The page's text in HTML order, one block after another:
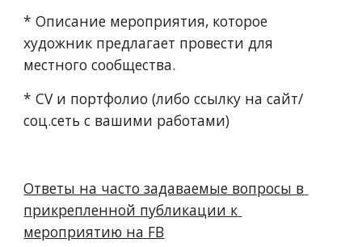
* Описание мероприятия, которое
художник предлагает провести для
местного сообщества.
* CV и портфолио (либо ссылку на сайт/
соц.сеть с вашими работами)
Ответы на часто задаваемые вопросы в
прикрепленной публикации к
мероприятию на FB